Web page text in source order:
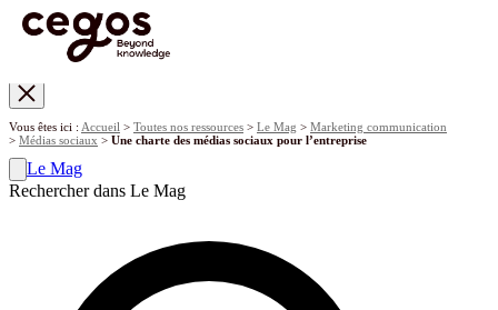
Vous êtes ici : Accueil > Toutes nos ressources > Le Mag > Marketing communication
> Médias sociaux > Une charte des médias sociaux pour l’entreprise
Le Mag
Rechercher dans Le Mag